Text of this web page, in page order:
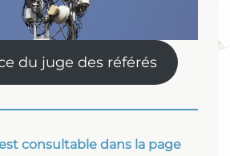
du juge des référés
consultable dans la page